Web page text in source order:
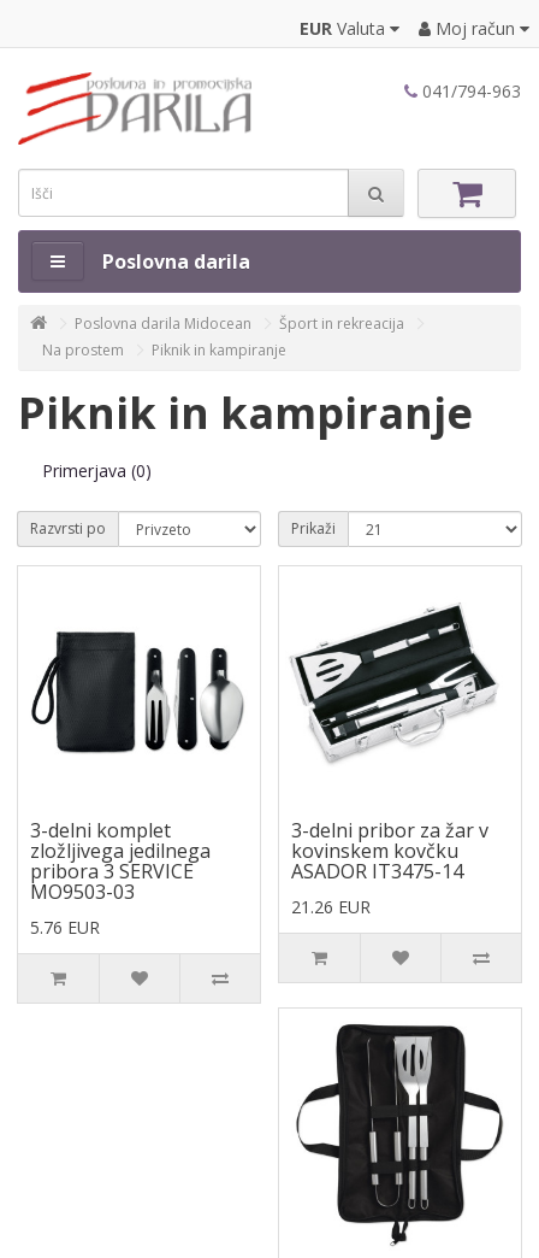
EUR Valuta Moj račun
041/794-963
Poslovna darila
Poslovna darila Midocean
Šport in rekreacija
Na prostem
Piknik in kampiranje
Piknik in kampiranje
Primerjava (0)
Razvrsti po Prikaži
3-delni komplet
zložljivega jedilnega
pribora 3 SERVICE
MO9503-03
5.76 EUR
3-delni pribor za žar v
kovinskem kovčku
ASADOR IT3475-14
21.26 EUR